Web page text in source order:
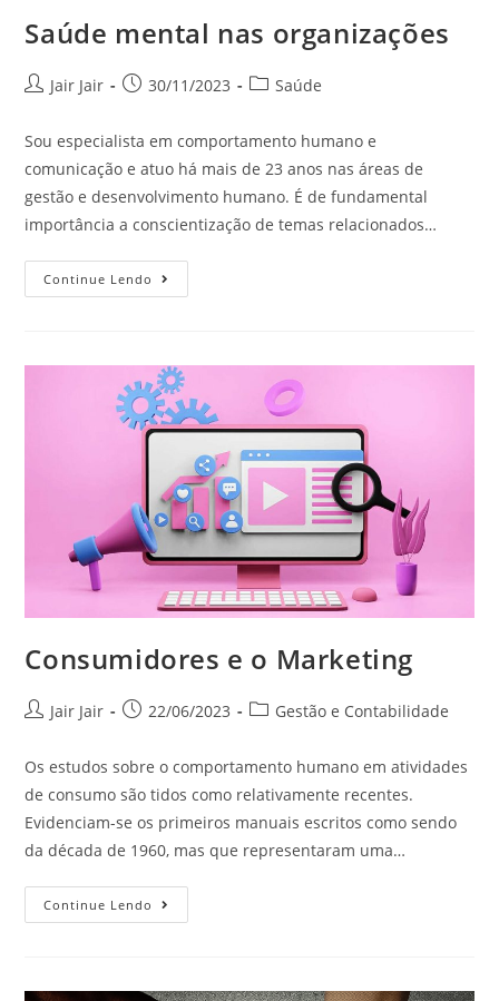
Saúde mental nas organizações
Jair Jair 30/11/2023 Saúde
Sou especialista em comportamento humano e
comunicação e atuo há mais de 23 anos nas áreas de
gestão e desenvolvimento humano. É de fundamental
importância a conscientização de temas relacionados…
Continue Lendo
Consumidores e o Marketing
Jair Jair 22/06/2023 Gestão e Contabilidade
Os estudos sobre o comportamento humano em atividades
de consumo são tidos como relativamente recentes.
Evidenciam-se os primeiros manuais escritos como sendo
da década de 1960, mas que representaram uma…
Continue Lendo